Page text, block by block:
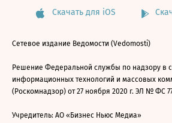
Скачать для iOS
Сетевое издание Ведомости (Vedomosti)
Решение Федеральной службы по надзору в
информационных технологий и массовых
(Роскомнадзор) от 27 ноября 2020 г. ЭЛ № ФС
Учредитель: АО «Бизнес Ньюс Медиа»